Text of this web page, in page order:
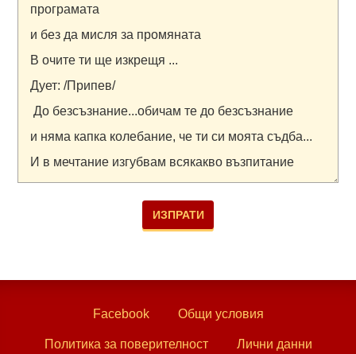
Facebook Общи условия
Политика за поверителност Лични данни